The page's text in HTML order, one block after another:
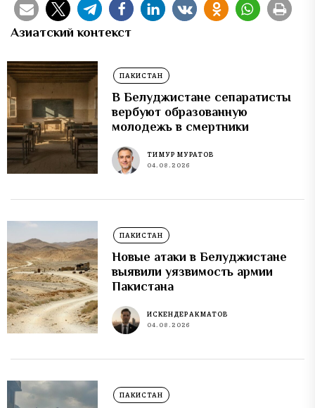
Азиатский контекст
ПАКИСТАН
В Белуджистане сепаратисты
вербуют образованную
молодежь в смертники
ТИМУР МУРАТОВ
04.08.2026
ПАКИСТАН
Новые атаки в Белуджистане
выявили уязвимость армии
Пакистана
ИСКЕНДЕР АКМАТОВ
04.08.2026
ПАКИСТАН